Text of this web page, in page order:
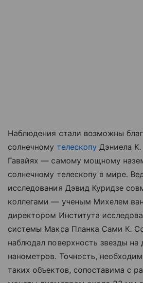
Наблюдения стали возможны
солнечному телескопу Дэниела
Гавайях — самому мощному
солнечному телескопу в мире.
исследования Дэвид Куридзе
коллегами — ученым Михелем
директором Института
системы Макса Планка Сами К.
наблюдал поверхность звезды на
нанометров. Точность,
таких объектов, сопоставима с